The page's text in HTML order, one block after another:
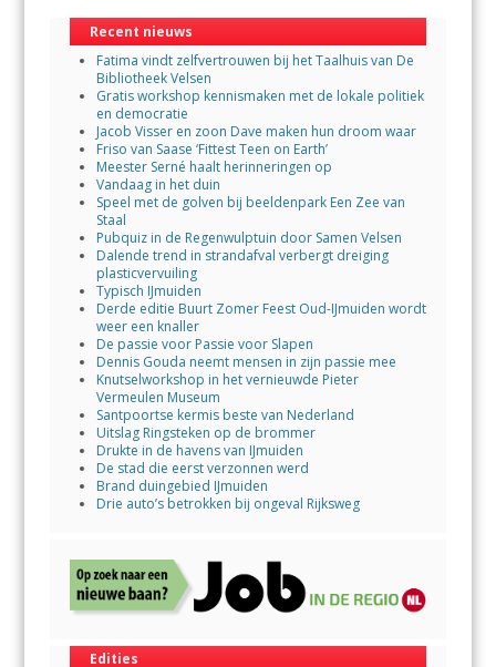
Recent nieuws
Fatima vindt zelfvertrouwen bij het Taalhuis van De
Bibliotheek Velsen
Gratis workshop kennismaken met de lokale politiek
en democratie
Jacob Visser en zoon Dave maken hun droom waar
Friso van Saase ‘Fittest Teen on Earth’
Meester Serné haalt herinneringen op
Vandaag in het duin
Speel met de golven bij beeldenpark Een Zee van
Staal
Pubquiz in de Regenwulptuin door Samen Velsen
Dalende trend in strandafval verbergt dreiging
plasticvervuiling
Typisch IJmuiden
Derde editie Buurt Zomer Feest Oud-IJmuiden wordt
weer een knaller
De passie voor Passie voor Slapen
Dennis Gouda neemt mensen in zijn passie mee
Knutselworkshop in het vernieuwde Pieter
Vermeulen Museum
Santpoortse kermis beste van Nederland
Uitslag Ringsteken op de brommer
Drukte in de havens van IJmuiden
De stad die eerst verzonnen werd
Brand duingebied IJmuiden
Drie auto’s betrokken bij ongeval Rijksweg
Edities